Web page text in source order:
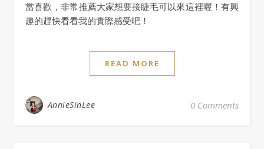
當喜歡，非常推薦大家想要接睫毛可以來這裡喔！有興
趣的趕快看看我的實際感受吧！
READ MORE
AnnieSinLee 0 Comments